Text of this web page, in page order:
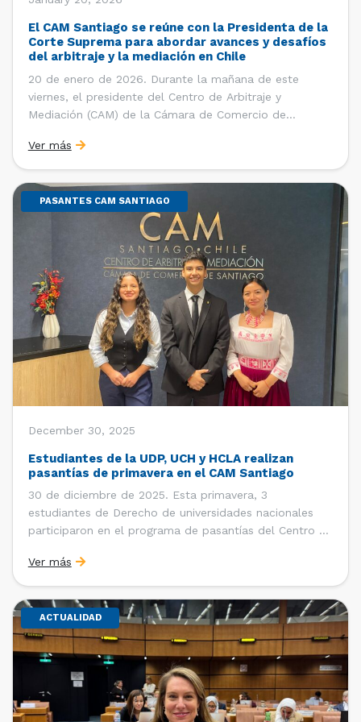
El CAM Santiago se reúne con la Presidenta de la
Corte Suprema para abordar avances y desafíos
del arbitraje y la mediación en Chile
20 de enero de 2026. Durante la mañana de este
viernes, el presidente del Centro de Arbitraje y
Mediación (CAM) de la Cámara de Comercio de
del CAM Santiago, Ximena Vial; y el gerente general de
la CCS, Carlos Soublette, sostuvieron un encuentro […]
Ver más
PASANTES CAM SANTIAGO
December 30, 2025
Estudiantes de la UDP, UCH y HCLA realizan
pasantías de primavera en el CAM Santiago
30 de diciembre de 2025. Esta primavera, 3
estudiantes de Derecho de universidades nacionales
participaron en el programa de pasantías del Centro de
de Santiago (CCS). Entre el 3 de noviembre y el 30 de
diciembre realizaron su pasantía Ingrid Ivania […]
Ver más
ACTUALIDAD